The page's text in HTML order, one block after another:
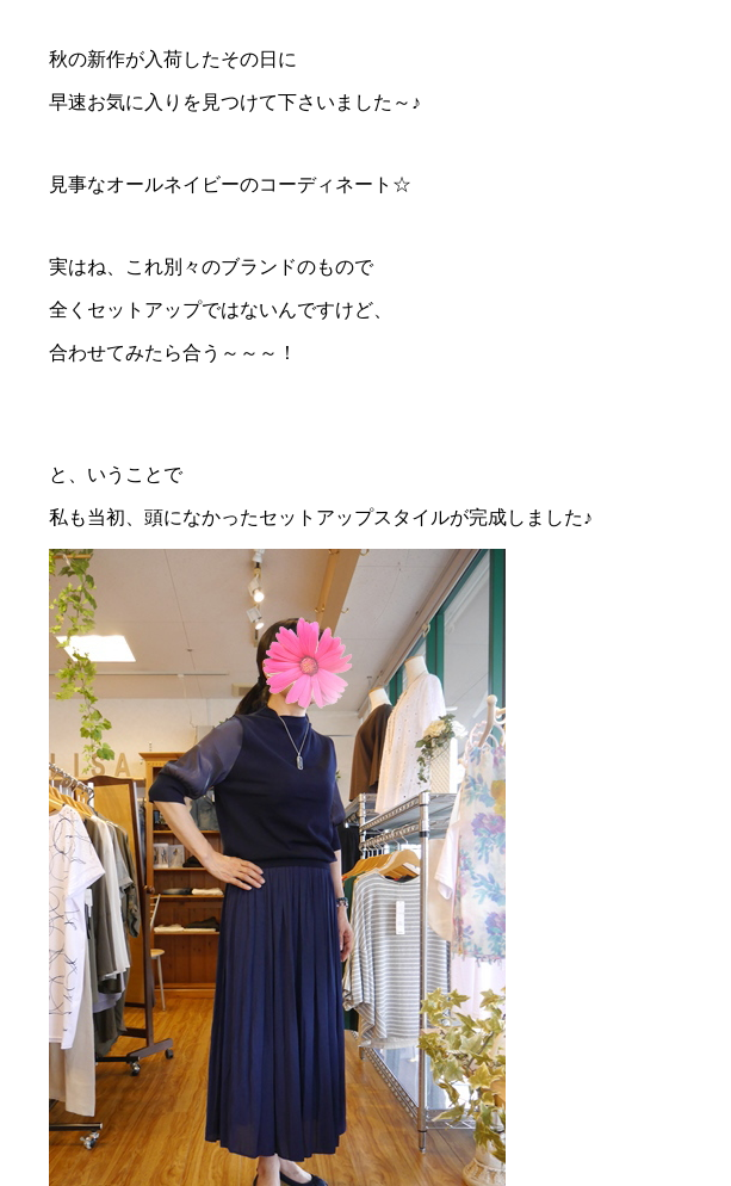
秋の新作が入荷したその日に
早速お気に入りを見つけて下さいました～♪
見事なオールネイビーのコーディネート☆
実はね、これ別々のブランドのもので
全くセットアップではないんですけど、
合わせてみたら合う～～～！
と、いうことで
私も当初、頭になかったセットアップスタイルが完成しました♪